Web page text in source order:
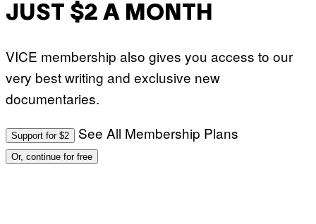
JUST $2 A MONTH
VICE membership also gives you access to our
very best writing and exclusive new
documentaries.
Support for $2 See All Membership Plans
Or, continue for free